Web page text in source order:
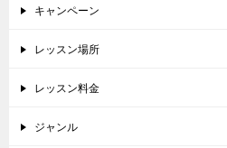
キャンペーン
レッスン場所
レッスン料金
ジャンル